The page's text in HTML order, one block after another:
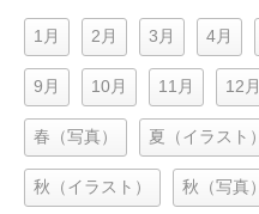
1月 2月 3月 4月
9月 10月 11月 12月
春（写真） 夏（イラスト）
秋（イラスト） 秋（写真）